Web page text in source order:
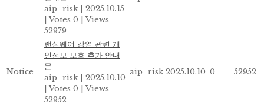
aip_risk
2025.10.15
Votes 0
Views
52979
Notice
랜섬웨어 감염 관련 개
인정보 보호 추가 안내
문
aip_risk
2025.10.10
Votes 0
Views
52952
aip_risk 2025.10.10 0 52952